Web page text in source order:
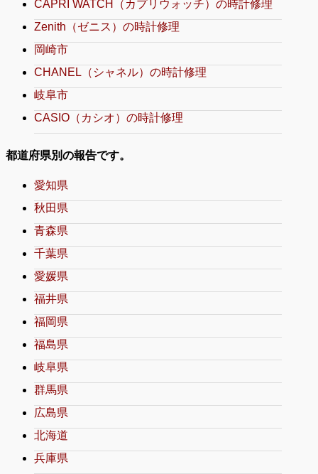
CAPRI WATCH（カプリウォッチ）の時計修理
Zenith（ゼニス）の時計修理
岡崎市
CHANEL（シャネル）の時計修理
岐阜市
CASIO（カシオ）の時計修理
都道府県別の報告です。
愛知県
秋田県
青森県
千葉県
愛媛県
福井県
福岡県
福島県
岐阜県
群馬県
広島県
北海道
兵庫県